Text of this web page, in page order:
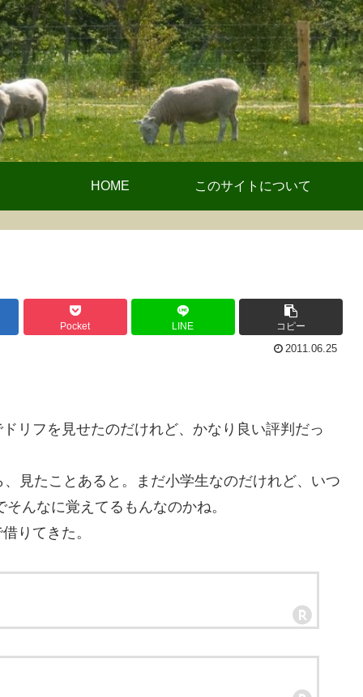
HOME このサイトについて
Pocket LINE コピー
2011.06.25
フを見せたのだけれど、かなり良い評判だっ
見たことあると。まだ小学生なのだけれど、いつ
んなに覚えてるもんなのかね。
りてきた。